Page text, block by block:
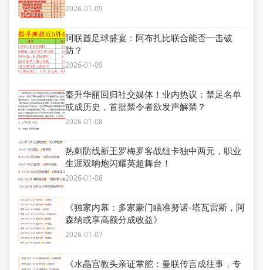
2026-01-09
阿联酋足球盛宴：阿布扎比联合能否一击破
防？
2026-01-09
秦升华丽回归社交媒体！业内热议：禁足名单
或成历史，首批禁令者欲发声解禁？
2026-01-08
热刺防线新王罗梅罗客战纽卡独中两元，职业
生涯双响炮闪耀英超舞台！
2026-01-08
《独家内幕：多家豪门瞄准努诺-塔瓦雷斯，阿
森纳或享高额分成收益》
2026-01-07
《水晶宫教头亲证掌舵：曼联传言成往事，专